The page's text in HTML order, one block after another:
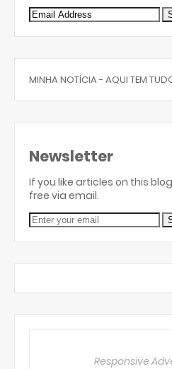
MINHA NOTÍCIA - AQUI TEM
Newsletter
If you like articles on this
free via email.
Responsive